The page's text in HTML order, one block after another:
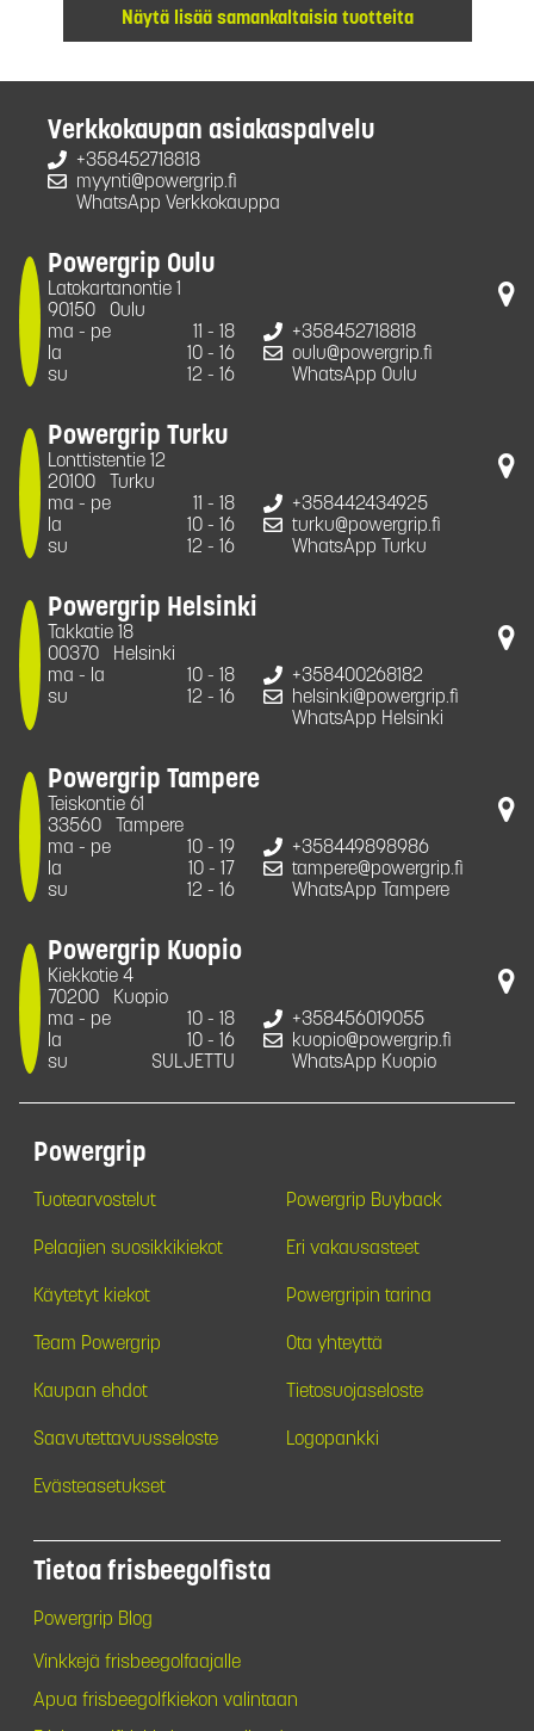
Näytä lisää samankaltaisia tuotteita
Verkkokaupan asiakaspalvelu
+358452718818
myynti@powergrip.fi
WhatsApp Verkkokauppa
Powergrip Oulu
Latokartanontie 1
90150
Oulu
ma - pe
11 - 18
la
10 - 16
su
12 - 16
+358452718818
oulu@powergrip.fi
WhatsApp Oulu
Powergrip Turku
Lonttistentie 12
20100
Turku
ma - pe
11 - 18
la
10 - 16
su
12 - 16
+358442434925
turku@powergrip.fi
WhatsApp Turku
Powergrip Helsinki
Takkatie 18
00370
Helsinki
ma - la
10 - 18
su
12 - 16
+358400268182
helsinki@powergrip.fi
WhatsApp Helsinki
Powergrip Tampere
Teiskontie 61
33560
Tampere
ma - pe
10 - 19
la
10 - 17
su
12 - 16
+358449898986
tampere@powergrip.fi
WhatsApp Tampere
Powergrip Kuopio
Kiekkotie 4
70200
Kuopio
ma - pe
10 - 18
la
10 - 16
su
SULJETTU
+358456019055
kuopio@powergrip.fi
WhatsApp Kuopio
Powergrip
Tuotearvostelut Powergrip Buyback
Pelaajien suosikkikiekot Eri vakausasteet
Käytetyt kiekot Powergripin tarina
Team Powergrip Ota yhteyttä
Kaupan ehdot Tietosuojaseloste
Saavutettavuusseloste Logopankki
Evästeasetukset
Tietoa frisbeegolfista
Powergrip Blog
Vinkkejä frisbeegolfaajalle
Apua frisbeegolfkiekon valintaan